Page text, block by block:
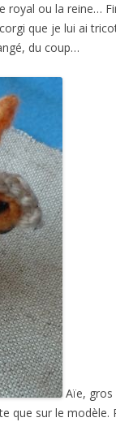
royal ou la reine…
que je lui ai
du coup…
Aïe, gros
que sur le modèle.